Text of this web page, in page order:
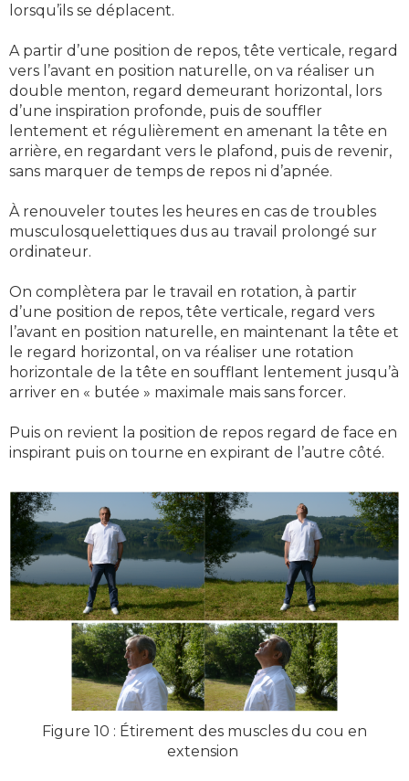
lorsqu’ils se déplacent.
A partir d’une position de repos, tête verticale, regard
vers l’avant en position naturelle, on va réaliser un
double menton, regard demeurant horizontal, lors
d’une inspiration profonde, puis de souffler
lentement et régulièrement en amenant la tête en
arrière, en regardant vers le plafond, puis de revenir,
sans marquer de temps de repos ni d’apnée.
À renouveler toutes les heures en cas de troubles
musculosquelettiques dus au travail prolongé sur
ordinateur.
On complètera par le travail en rotation, à partir
d’une position de repos, tête verticale, regard vers
l’avant en position naturelle, en maintenant la tête et
le regard horizontal, on va réaliser une rotation
horizontale de la tête en soufflant lentement jusqu’à
arriver en « butée » maximale mais sans forcer.
Puis on revient la position de repos regard de face en
inspirant puis on tourne en expirant de l’autre côté.
Figure 10 : Étirement des muscles du cou en
extension